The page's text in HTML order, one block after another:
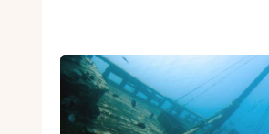
Блог
Контакти